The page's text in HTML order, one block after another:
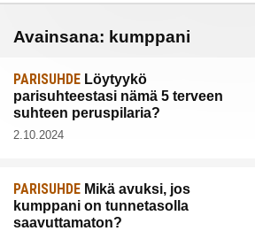
Avainsana: kumppani
PARISUHDE Löytyykö
parisuhteestasi nämä 5 terveen
suhteen peruspilaria?
2.10.2024
PARISUHDE Mikä avuksi, jos
kumppani on tunnetasolla
saavuttamaton?